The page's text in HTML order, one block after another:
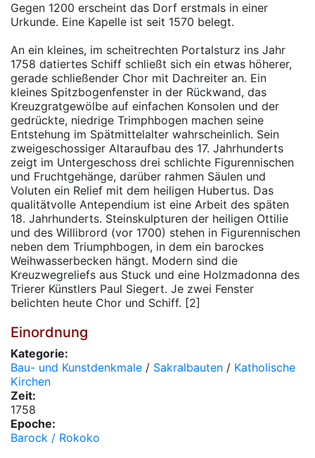
Gegen 1200 erscheint das Dorf erstmals in einer
Urkunde. Eine Kapelle ist seit 1570 belegt.
An ein kleines, im scheitrechten Portalsturz ins Jahr
1758 datiertes Schiff schließt sich ein etwas höherer,
gerade schließender Chor mit Dachreiter an. Ein
kleines Spitzbogenfenster in der Rückwand, das
Kreuzgratgewölbe auf einfachen Konsolen und der
gedrückte, niedrige Trimphbogen machen seine
Entstehung im Spätmittelalter wahrscheinlich. Sein
zweigeschossiger Altaraufbau des 17. Jahrhunderts
zeigt im Untergeschoss drei schlichte Figurennischen
und Fruchtgehänge, darüber rahmen Säulen und
Voluten ein Relief mit dem heiligen Hubertus. Das
qualitätvolle Antependium ist eine Arbeit des späten
18. Jahrhunderts. Steinskulpturen der heiligen Ottilie
und des Willibrord (vor 1700) stehen in Figurennischen
neben dem Triumphbogen, in dem ein barockes
Weihwasserbecken hängt. Modern sind die
Kreuzwegreliefs aus Stuck und eine Holzmadonna des
Trierer Künstlers Paul Siegert. Je zwei Fenster
belichten heute Chor und Schiff. [2]
Einordnung
Kategorie:
Bau- und Kunstdenkmale / Sakralbauten / Katholische
Kirchen
Zeit:
1758
Epoche:
Barock / Rokoko